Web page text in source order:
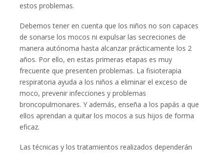
estos problemas.
Debemos tener en cuenta que los niños no son capaces
de sonarse los mocos ni expulsar las secreciones de
manera autónoma hasta alcanzar prácticamente los 2
años. Por ello, en estas primeras etapas es muy
frecuente que presenten problemas. La fisioterapia
respiratoria ayuda a los niños a eliminar el exceso de
moco, prevenir infecciones y problemas
broncopulmonares. Y además, enseña a los papás a que
ellos aprendan a quitar los mocos a sus hijos de forma
eficaz.
Las técnicas y los tratamientos realizados dependerán